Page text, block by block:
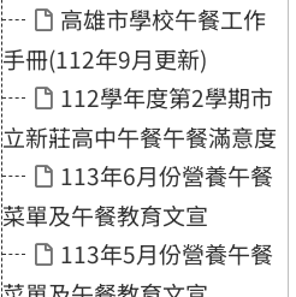
高雄市學校午餐工作
手冊(112年9月更新)
112學年度第2學期市
立新莊高中午餐午餐滿意度
113年6月份營養午餐
菜單及午餐教育文宣
113年5月份營養午餐